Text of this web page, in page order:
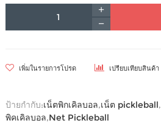
เพิ่มในรายการโปรด เปรียบเทียบสินค้า
ป้ายกำกับ:เน็ตพิกเคิลบอล,เน็ต pickleball,
พิคเคิลบอล,Net Pickleball